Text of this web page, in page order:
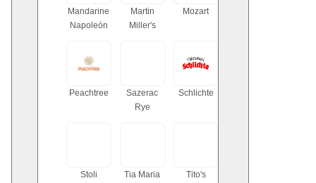
Mandarine
Napoleón
Martin
Miller's
Mozart
Peachtree
Sazerac
Rye
Schlichte
Stoli Tia Maria
Tito's